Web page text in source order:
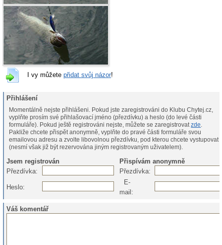
I vy můžete přidat svůj názor!
Přihlášení
Momentálně nejste přihlášeni. Pokud jste zaregistrováni do Klubu Chytej.cz,
vyplňte prosím své přihlašovací jméno (přezdívku) a heslo (do levé části
formuláře). Pokud ještě registrováni nejste, můžete se zaregistrovatzde
Pakliže chcete přispět anonymně, vyplňte do pravé části formuláře svou
emailovou adresu a zvolte libovolnou přezdívku, pod kterou chcete vystupovat
(nesmí však již být rezervována jiným registrovaným uživatelem).
Jsem registrován
Přispívám anonymně
Přezdívka:
Přezdívka:
Heslo:
E-
mail:
Váš komentář